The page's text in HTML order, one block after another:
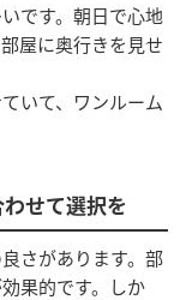
です。朝日で心地
屋に奥行きを見せ
いて、ワンルーム
せて選択を
さがあります。部
果的です。しか